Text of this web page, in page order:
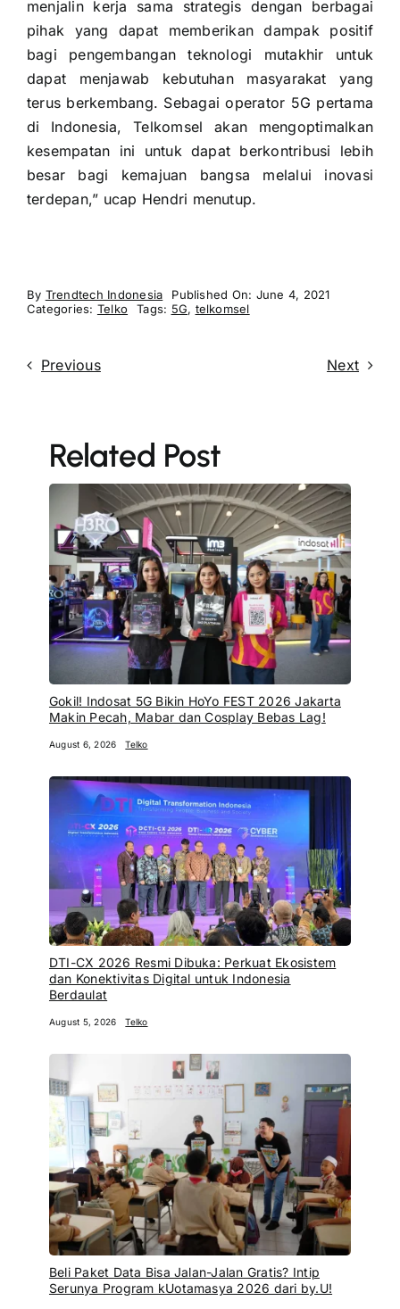
menjalin kerja sama strategis dengan berbagai
pihak yang dapat memberikan dampak positif
bagi pengembangan teknologi mutakhir untuk
dapat menjawab kebutuhan masyarakat yang
terus berkembang. Sebagai operator 5G pertama
di Indonesia, Telkomsel akan mengoptimalkan
kesempatan ini untuk dapat berkontribusi lebih
besar bagi kemajuan bangsa melalui inovasi
terdepan,” ucap Hendri menutup.
By Trendtech Indonesia
Published On: June 4, 2021
Categories: Telko Tags: 5G, telkomsel
Previous Next
Related Post
Gokil! Indosat 5G Bikin HoYo FEST 2026 Jakarta
Makin Pecah, Mabar dan Cosplay Bebas Lag!
August 6, 2026 Telko
DTI-CX 2026 Resmi Dibuka: Perkuat Ekosistem
dan Konektivitas Digital untuk Indonesia
Berdaulat
August 5, 2026 Telko
Beli Paket Data Bisa Jalan-Jalan Gratis? Intip
Serunya Program kUotamasya 2026 dari by.U!